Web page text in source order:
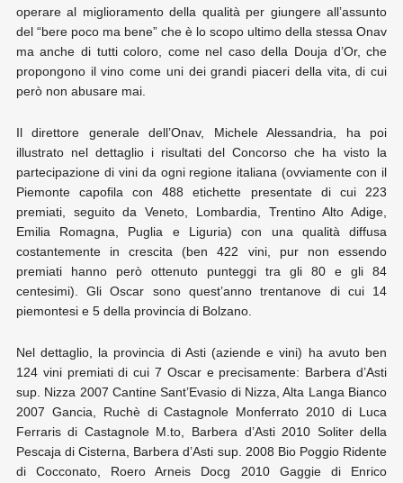
operare al miglioramento della qualità per giungere all’assunto
del “bere poco ma bene” che è lo scopo ultimo della stessa Onav
ma anche di tutti coloro, come nel caso della Douja d’Or, che
propongono il vino come uni dei grandi piaceri della vita, di cui
però non abusare mai.
Il direttore generale dell’Onav, Michele Alessandria, ha poi
illustrato nel dettaglio i risultati del Concorso che ha visto la
partecipazione di vini da ogni regione italiana (ovviamente con il
Piemonte capofila con 488 etichette presentate di cui 223
premiati, seguito da Veneto, Lombardia, Trentino Alto Adige,
Emilia Romagna, Puglia e Liguria) con una qualità diffusa
costantemente in crescita (ben 422 vini, pur non essendo
premiati hanno però ottenuto punteggi tra gli 80 e gli 84
centesimi). Gli Oscar sono quest’anno trentanove di cui 14
piemontesi e 5 della provincia di Bolzano.
Nel dettaglio, la provincia di Asti (aziende e vini) ha avuto ben
124 vini premiati di cui 7 Oscar e precisamente: Barbera d’Asti
sup. Nizza 2007 Cantine Sant’Evasio di Nizza, Alta Langa Bianco
2007 Gancia, Ruchè di Castagnole Monferrato 2010 di Luca
Ferraris di Castagnole M.to, Barbera d’Asti 2010 Soliter della
Pescaja di Cisterna, Barbera d’Asti sup. 2008 Bio Poggio Ridente
di Cocconato, Roero Arneis Docg 2010 Gaggie di Enrico